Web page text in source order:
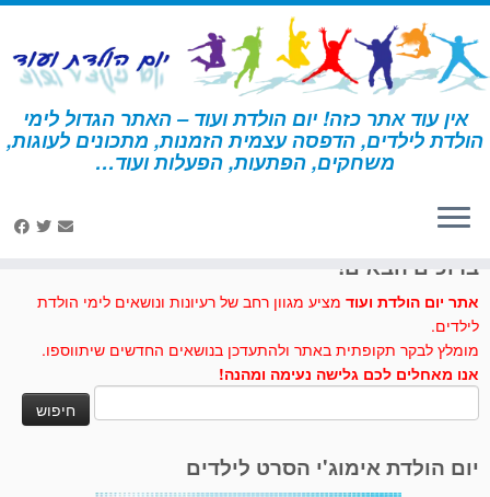
דלג
לתוכן
אין עוד אתר כזה! יום הולדת ועוד – האתר הגדול לימי
הולדת לילדים, הדפסה עצמית הזמנות, מתכונים לעוגות,
משחקים, הפתעות, הפעלות ועוד… דף הבית » דפי צביעה » דפי-צביעה-בוב-ספוג
ברוכים הבאים!
אתר יום הולדת ועוד מציע מגוון רחב של רעיונות ונושאים לימי הולדת
לילדים.
מומלץ לבקר תקופתית באתר ולהתעדכן בנושאים החדשים שיתווספו.
אנו מאחלים לכם גלישה נעימה ומהנה!
יום הולדת אימוג'י הסרט לילדים